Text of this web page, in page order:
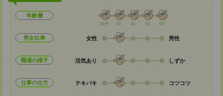
年齢層
20代 30 40 50 60
男女比率 女性 男性
職場の様子 活気あり しずか
仕事の仕方 テキパキ コツコツ